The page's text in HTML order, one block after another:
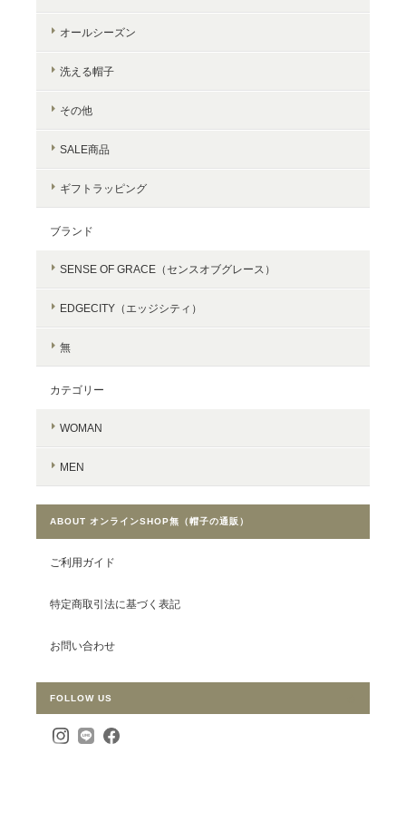
オールシーズン
洗える帽子
その他
SALE商品
ギフトラッピング
ブランド
SENSE OF GRACE（センスオブグレース）
EDGECITY（エッジシティ）
無
カテゴリー
WOMAN
MEN
ABOUT オンラインSHOP無（帽子の通販）
ご利用ガイド
特定商取引法に基づく表記
お問い合わせ
FOLLOW US